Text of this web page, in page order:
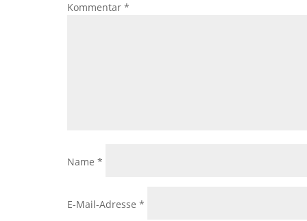
Kommentar *
Name *
E-Mail-Adresse *